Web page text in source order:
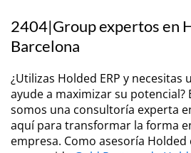
2404|Group expertos en
Barcelona
¿Utilizas Holded ERP y necesitas
ayude a maximizar su potencial?
somos una consultoría experta
aquí para transformar la forma
empresa. Como asesoría Holded